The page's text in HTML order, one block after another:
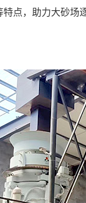
点，助力大砂场